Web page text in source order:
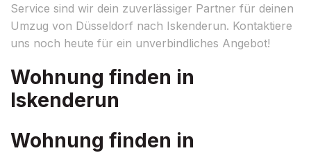
Service sind wir dein zuverlässiger Partner für deinen
Umzug von Düsseldorf nach Iskenderun. Kontaktiere
uns noch heute für ein unverbindliches Angebot!
Wohnung finden in
Iskenderun
Wohnung finden in